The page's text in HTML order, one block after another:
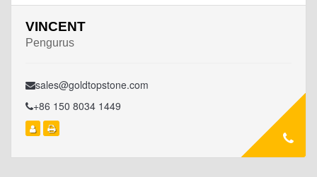
VINCENT
Pengurus
sales@goldtopstone.com
+86 150 8034 1449